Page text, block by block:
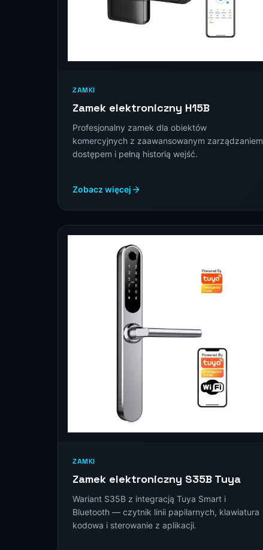
ZAMKI
Zamek elektroniczny H15B
Profesjonalny zamek dla obiektów
komercyjnych z zaawansowanym zarządzaniem
dostępem i pełną historią wejść.
Zobacz więcej
ZAMKI
Zamek elektroniczny S35B Tuya
Wariant S35B z integracją Tuya Smart i
Bluetooth — czytnik linii papilarnych, klawiatura
kodowa i sterowanie z aplikacji.